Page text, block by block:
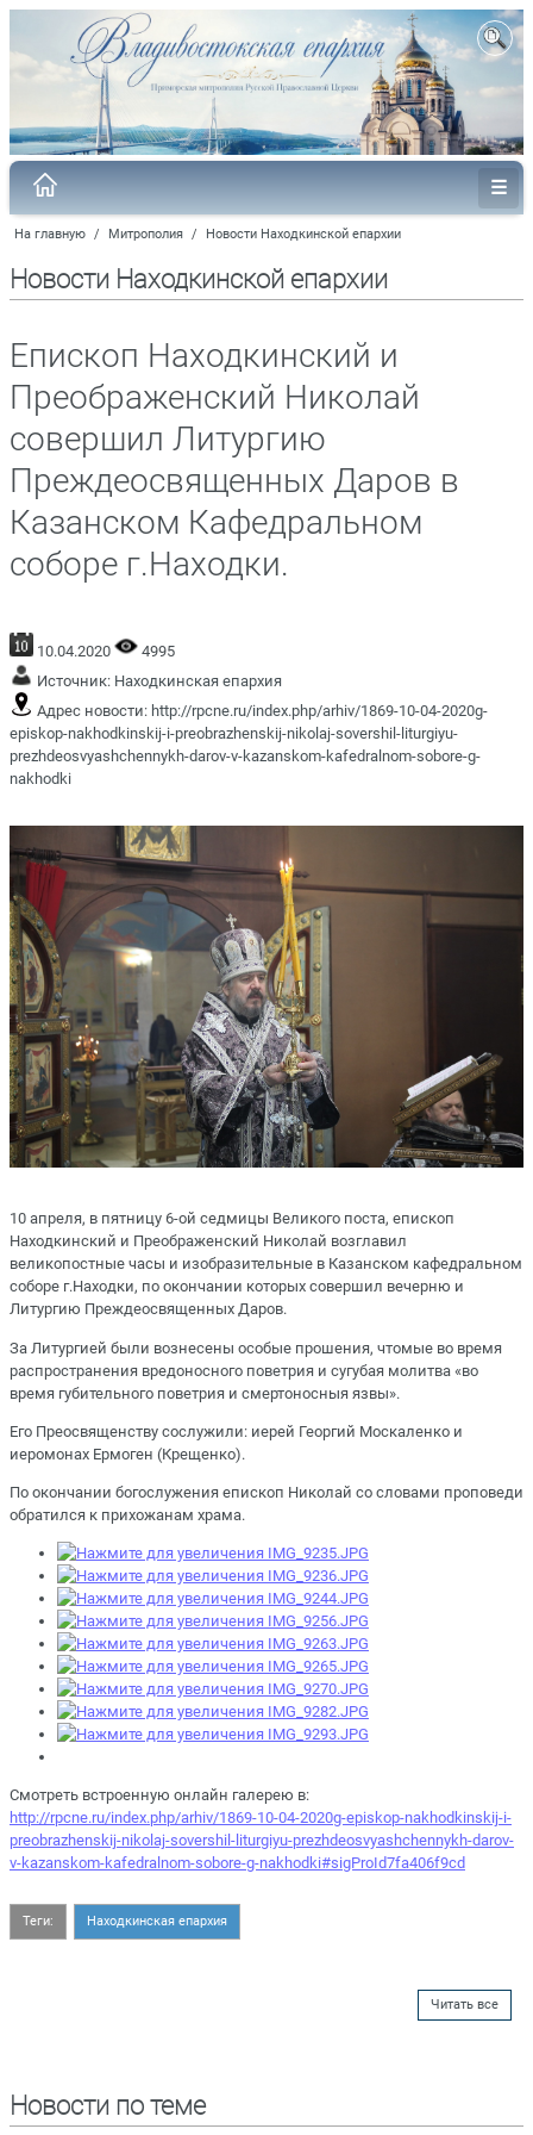
На главную / Митрополия / Новости Находкинской епархии
Новости Находкинской епархии
Епископ Находкинский и
Преображенский Николай
совершил Литургию
Преждеосвященных Даров в
Казанском Кафедральном
соборе г.Находки.
10.04.2020
4995
Источник: Находкинская епархия
Адрес новости: http://rpcne.ru/index.php/arhiv/1869-10-04-2020g-
episkop-nakhodkinskij-i-preobrazhenskij-nikolaj-sovershil-liturgiyu-
prezhdeosvyashchennykh-darov-v-kazanskom-kafedralnom-sobore-g-
nakhodki
10 апреля, в пятницу 6-ой седмицы Великого поста, епископ
Находкинский и Преображенский Николай возглавил
великопостные часы и изобразительные в Казанском кафедральном
соборе г.Находки, по окончании которых совершил вечерню и
Литургию Преждеосвященных Даров.
За Литургией были вознесены особые прошения, чтомые во время
распространения вредоносного поветрия и сугубая молитва «во
время губительного поветрия и смертоносныя язвы».
Его Преосвященству сослужили: иерей Георгий Москаленко и
иеромонах Ермоген (Крещенко).
По окончании богослужения епископ Николай со словами проповеди
обратился к прихожанам храма.
Смотреть встроенную онлайн галерею в:
http://rpcne.ru/index.php/arhiv/1869-10-04-2020g-episkop-nakhodkinskij-i-
preobrazhenskij-nikolaj-sovershil-liturgiyu-prezhdeosvyashchennykh-darov-
v-kazanskom-kafedralnom-sobore-g-nakhodki#sigProId7fa406f9cd
Теги: Находкинская епархия
Читать все
Новости по теме